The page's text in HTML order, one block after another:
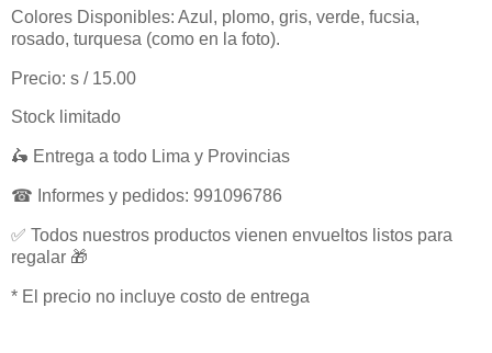
Colores Disponibles: Azul, plomo, gris, verde, fucsia,
rosado, turquesa (como en la foto).
Precio: s / 15.00
Stock limitado
🛵 Entrega a todo Lima y Provincias
☎ Informes y pedidos: 991096786
✅ Todos nuestros productos vienen envueltos listos para
regalar 🎁
* El precio no incluye costo de entrega